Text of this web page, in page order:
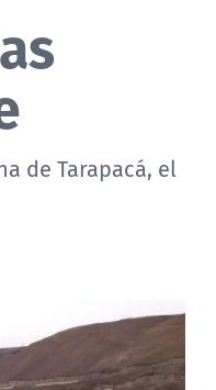
de Tarapacá, el